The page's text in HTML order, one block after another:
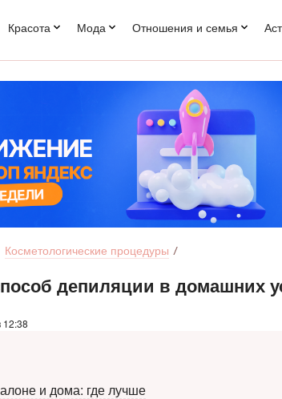
Красота Мода Отношения и семья
Косметологические процедуры
депиляции в домашних
12:38
и дома: где лучше